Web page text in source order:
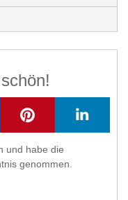
und habe die
genommen.